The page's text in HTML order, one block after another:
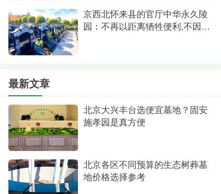
墓区侧面
3.高档豪华型墓型则提供了卓越之选。这些墓型
华园的书韵（约59800元）、山河（约61800元）系
列，以及福安园的圣贤、咏思（均为56800元左右）
系列，名称典雅，寓意深远。而顶级的海棠苑文星
（约91800元）、天恒（约158000元）及福泽园穴
池（约88800元）等墓型，则代表了陵园的艺术与品
质巅峰，采用高级石材，雕刻精细，周边环境私密
且景观卓绝，不仅是一处安息之地，更是一件传世
京西北怀来县的官厅中华永久陵
园：不再以距离牺牲便利,不因预
最新文章
北京大兴丰台选便宜墓地？固安
施孝园是真方便
北京各区不同预算的生态树葬墓
地价格选择参考